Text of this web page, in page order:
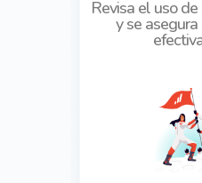
Revisa el uso
y se